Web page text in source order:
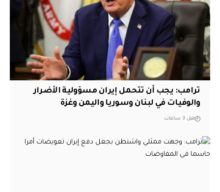
ترامب: يجب أن تتحمل إيران مسؤولية الأضرار
والوفيات في لبنان وسوريا واليمن وغزة
قبل 3 ساعات